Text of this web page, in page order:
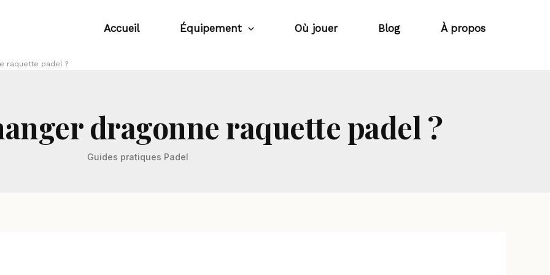
Accueil Équipement Où jouer Blog À propos
raquette padel ?
dragonne raquette padel ?
Guides pratiques Padel